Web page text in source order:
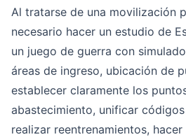
Al tratarse de una movilización
necesario hacer un estudio de
un juego de guerra con
áreas de ingreso, ubicación de
establecer claramente los
abastecimiento, unificar
realizar reentrenamientos,